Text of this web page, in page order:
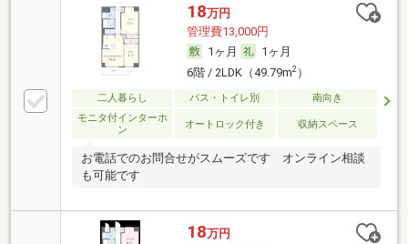
18万円
管理費13,000円
1ヶ月
1ヶ月
6階 / 2LDK（49.79m2）
二人暮らし バス・トイレ別
南向き
モニタ付インターホ
ン
オートロック付き 収納スペース
お電話でのお問合せがスムーズです オンライン相談
も可能です
18万円